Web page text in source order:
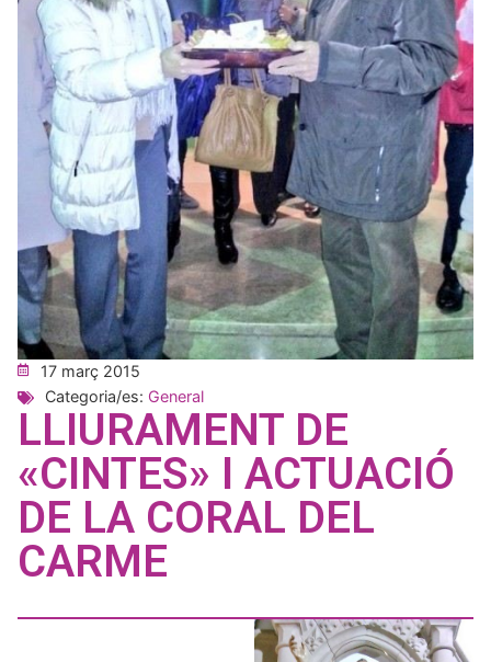
17 març 2015
Categoria/es: General
LLIURAMENT DE
«CINTES» I ACTUACIÓ
DE LA CORAL DEL
CARME